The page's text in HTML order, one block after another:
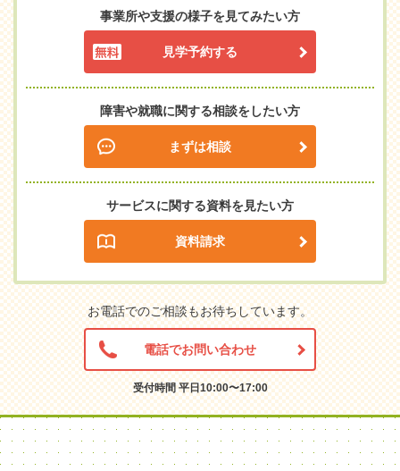
事業所や支援の様子を見てみたい方
見学予約する
障害や就職に関する相談をしたい方
まずは相談
サービスに関する資料を見たい方
資料請求
お電話でのご相談もお待ちしています。
電話でお問い合わせ
受付時間 平日10:00〜17:00